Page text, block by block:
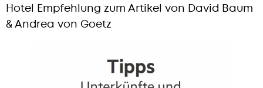
Hotel Empfehlung zum Artikel von David Baum
& Andrea von Goetz